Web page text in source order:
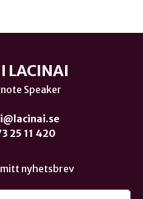
LACINAI
Speaker
25 11 420
nyhetsbrev